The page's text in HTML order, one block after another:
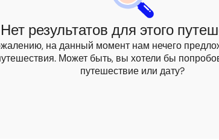
Нет результатов для этого
на данный момент нам нечего
Может быть, вы хотели бы
путешествие или дату?